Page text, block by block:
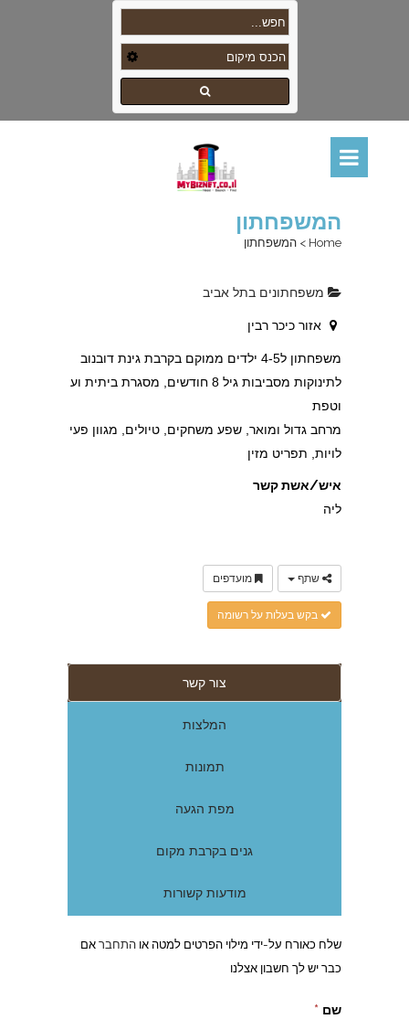
המשפחתון
Home
> המשפחתון
משפחתונים בתל אביב
אזור כיכר רבין
משפחתון ל4-5 ילדים ממוקם בקרבת גינת דובנוב
לתינוקות מסביבות גיל 8 חודשים, מסגרת ביתית וע
וטפת
מרחב גדול ומואר, שפע משחקים, טיולים, מגוון פעי
לויות, תפריט מזין
איש/אשת קשר
ליה
שתף מועדפים
בקש בעלות על רשומה
צור קשר
המלצות
תמונות
מפת הגעה
גנים בקרבת מקום
מודעות קשורות
שלח כאורח על-ידי מילוי הפרטים למטה או התחבראם
כבר יש לך חשבון אצלנו
שם *